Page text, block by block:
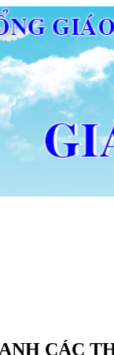
CÁC